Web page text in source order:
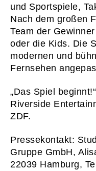
und Sportspiele,
Nach dem großen
Team der
oder die Kids. Die
modernen und
Fernsehen
„Das Spiel
Riverside
ZDF.
Pressekontakt:
Gruppe GmbH,
22039 Hamburg,